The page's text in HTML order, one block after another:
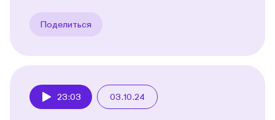
Поделиться
23:03 03.10.24